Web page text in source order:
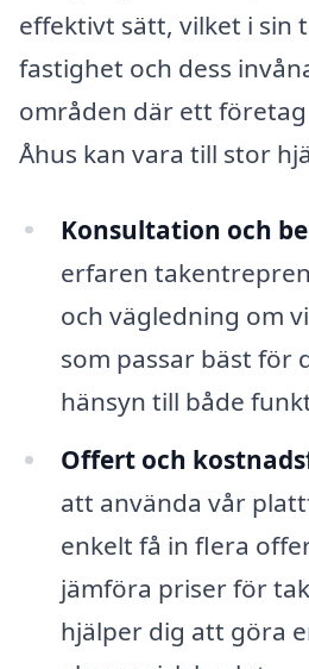
effektivt sätt, vilket i sin
fastighet och dess
områden där ett
Åhus kan vara till stor
Konsultation och
erfaren
och vägledning om
som passar bäst för
hänsyn till både
Offert och
att använda vår
enkelt få in flera
jämföra priser för
hjälper dig att göra